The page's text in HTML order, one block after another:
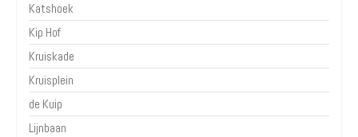
Katshoek
Kip Hof
Kruiskade
Kruisplein
de Kuip
Lijnbaan